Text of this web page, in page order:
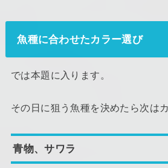
魚種に合わせたカラー選び
では本題に入ります。
その日に狙う魚種を決めたら次は
青物、サワラ